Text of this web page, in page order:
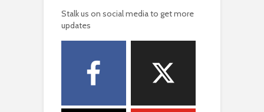
Stalk us on social media to get more
updates